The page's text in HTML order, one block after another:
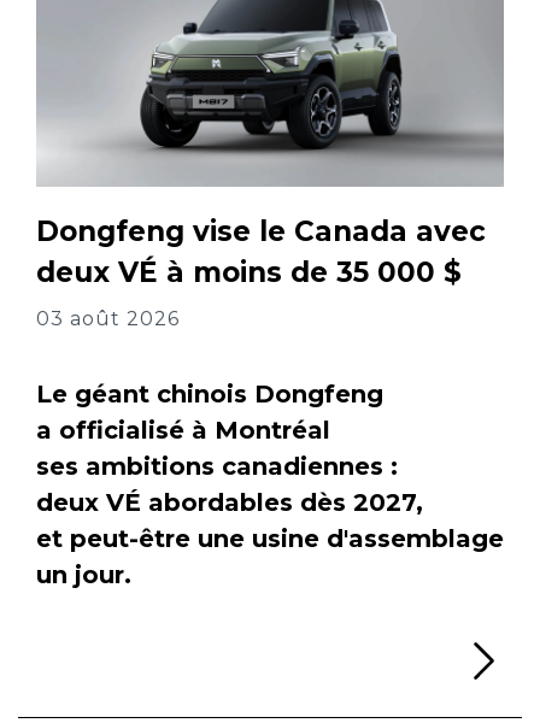
Dongfeng vise le Canada avec
deux VÉ à moins de 35 000 $
03 août 2026
Le géant chinois Dongfeng
a officialisé à Montréal
ses ambitions canadiennes :
deux VÉ abordables dès 2027,
et peut-être une usine d'assemblage
un jour.